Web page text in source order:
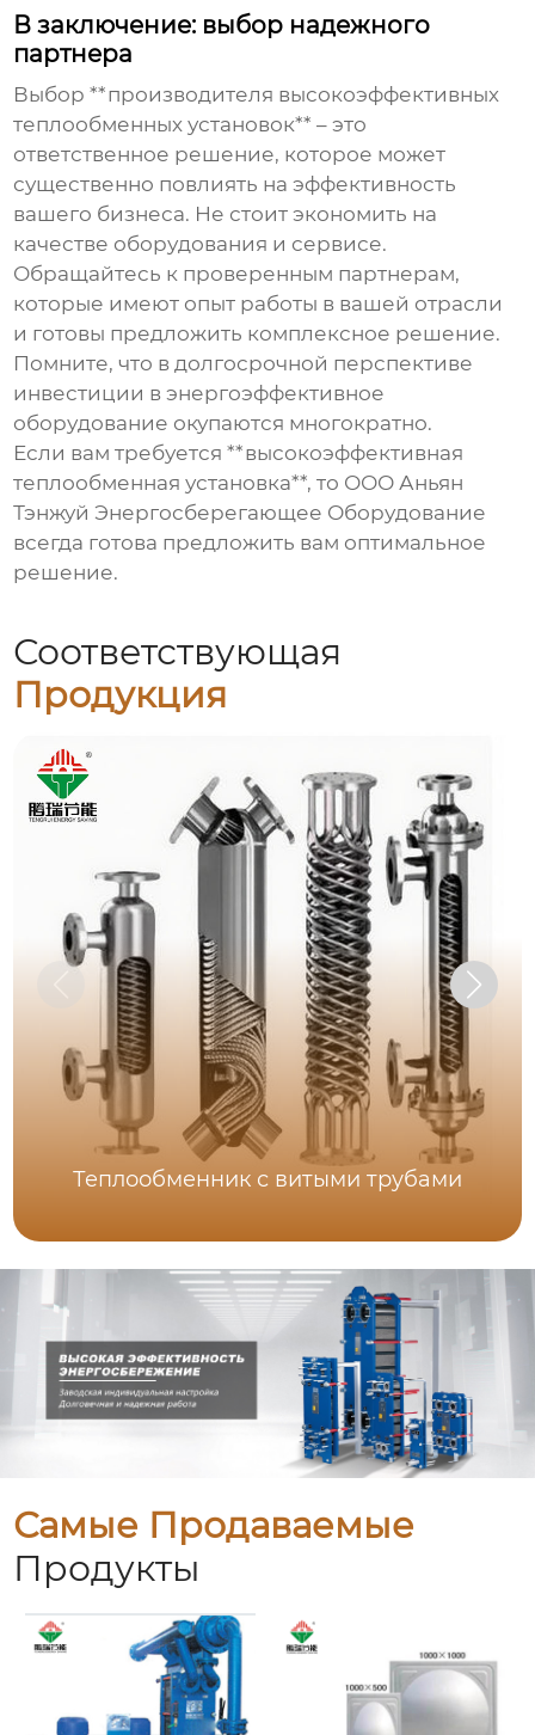
В заключение: выбор надежного
партнера
Выбор **производителя высокоэффективных
теплообменных установок** – это
ответственное решение, которое может
существенно повлиять на эффективность
вашего бизнеса. Не стоит экономить на
качестве оборудования и сервисе.
Обращайтесь к проверенным партнерам,
которые имеют опыт работы в вашей отрасли
и готовы предложить комплексное решение.
Помните, что в долгосрочной перспективе
инвестиции в энергоэффективное
оборудование окупаются многократно.
Если вам требуется **высокоэффективная
теплообменная установка**, то ООО Аньян
Тэнжуй Энергосберегающее Оборудование
всегда готова предложить вам оптимальное
решение.
Соответствующая
Продукция
Теплообменник с витыми трубами
Самые Продаваемые
Продукты